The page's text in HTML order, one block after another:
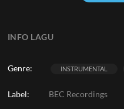
INFO LAGU
Genre: INSTRUMENTAL
Label: BEC Recordings